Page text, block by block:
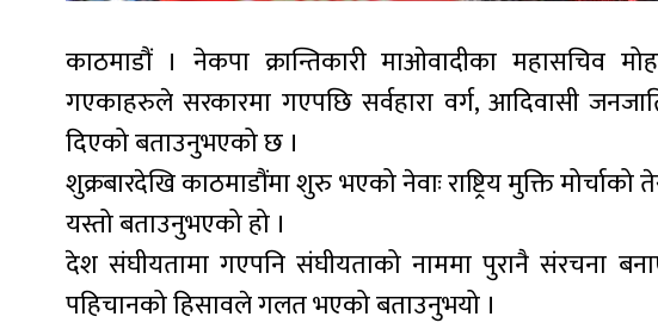
काठमाडौं । नेकपा क्रान्तिकारी माओवादीका महासचिव
गएकाहरुले सरकारमा गएपछि सर्वहारा वर्ग, आदिवासी
दिएको बताउनुभएको छ ।
शुक्रबारदेखि काठमाडौंमा शुरु भएको नेवाः राष्ट्रिय मुक्ति
यस्तो बताउनुभएको हो ।
देश संघीयतामा गएपनि संघीयताको नाममा पुरानै संरचना
पहिचानको हिसावले गलत भएको बताउनुभयो ।